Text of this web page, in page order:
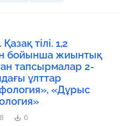
тілі. 1,2
бойынша жиынтық
тапсырмалар 2-
ұлттар
«Дұрыс
6